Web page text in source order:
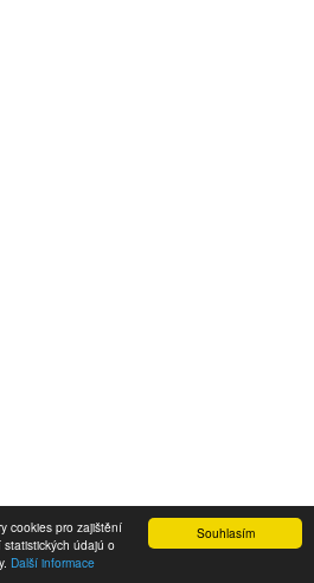
Souhlasím
cookies pro zajištění
údajú o
Další informace